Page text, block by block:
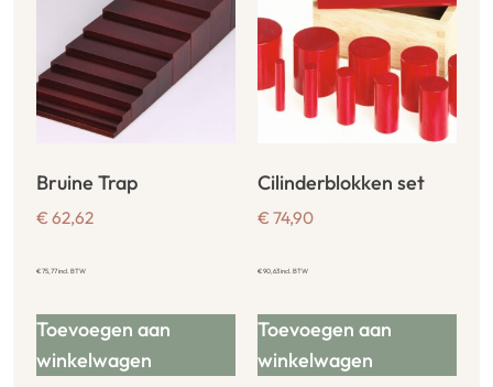
Bruine Trap
€ 62,62
€75,77incl. BTW
Toevoegen aan
winkelwagen
Cilinderblokken set
€ 74,90
€90,63incl. BTW
Toevoegen aan
winkelwagen